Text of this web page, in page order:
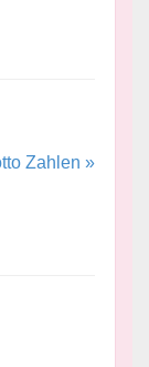
Zahlen »